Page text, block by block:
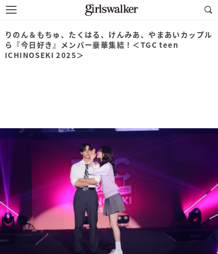
りのん＆もちゅ、たくはる、けんみあ、やまあいカップル
ら『今日好き』メンバー豪華集結！＜TGC teen
ICHINOSEKI 2025＞